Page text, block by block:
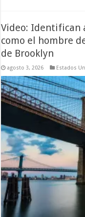
Video: Identifican
como el hombre
de Brooklyn
agosto 3, 2026 Estados